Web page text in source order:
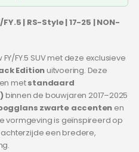
| RS-Style | 17-25 | NON-
FY.5 SUV met deze exclusieve
Editionuitvoering. Deze
metstandaard
binnen de bouwjaren 2017–2025
zwarte accenten en
vormgeving is geïnspireerd op
achterzijde een bredere,